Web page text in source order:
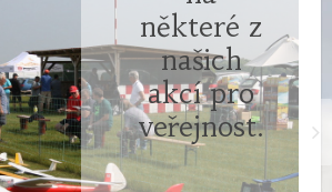
některé z
našich
akcí pro
veřejnost.